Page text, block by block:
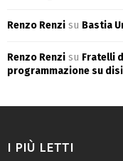
Renzo Renzi su Bastia
Renzo Renzi su Fratelli
programmazione su
I PIÙ LETTI